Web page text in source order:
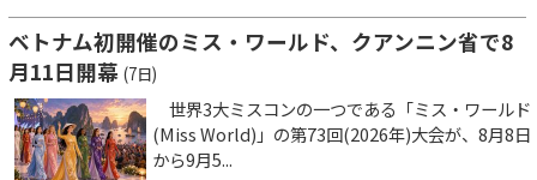
ベトナム初開催のミス・ワールド、クアンニン省で8
月11日開幕 (7日)
世界3大ミスコンの一つである「ミス・ワールド
(Miss World)」の第73回(2026年)大会が、8月8日
から9月5...